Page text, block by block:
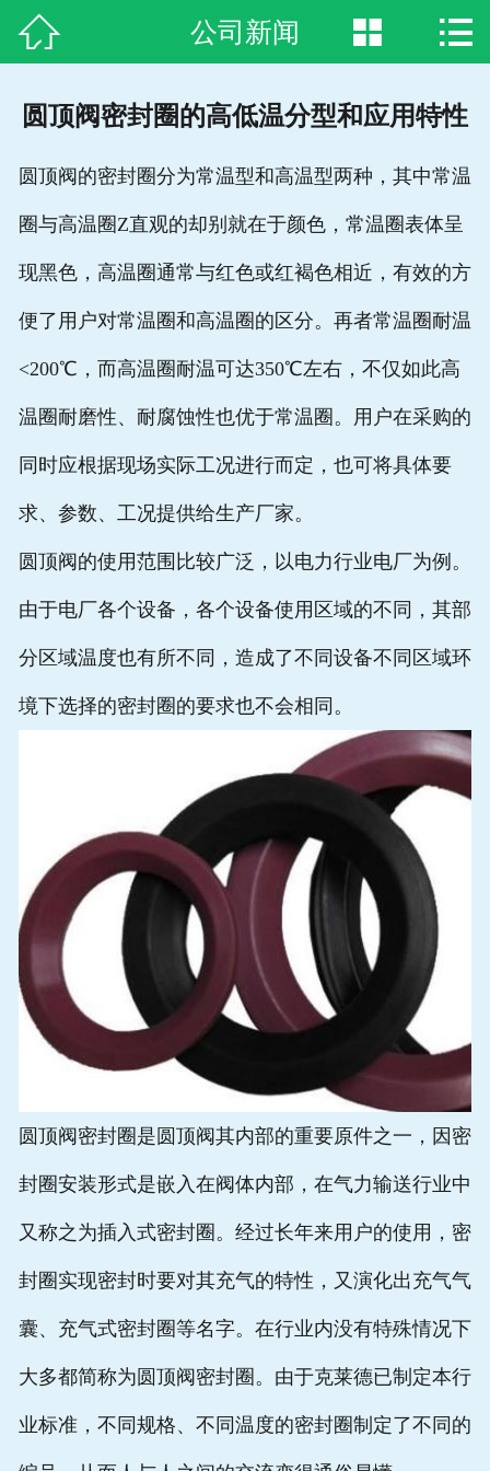
网站首页
合作客户
荣誉资质
联系方式
 公司新闻  
圆顶阀密封圈的高低温分型和应用特性
圆顶阀的密封圈分为常温型和高温型两种，其中常温
圈与高温圈Z直观的却别就在于颜色，常温圈表体呈
现黑色，高温圈通常与红色或红褐色相近，有效的方
便了用户对常温圈和高温圈的区分。再者常温圈耐温
<200℃，而高温圈耐温可达350℃左右，不仅如此高
温圈耐磨性、耐腐蚀性也优于常温圈。用户在采购的
同时应根据现场实际工况进行而定，也可将具体要
求、参数、工况提供给生产厂家。
圆顶阀的使用范围比较广泛，以电力行业电厂为例。
由于电厂各个设备，各个设备使用区域的不同，其部
分区域温度也有所不同，造成了不同设备不同区域环
境下选择的密封圈的要求也不会相同。
圆顶阀密封圈是圆顶阀其内部的重要原件之一，因密
封圈安装形式是嵌入在阀体内部，在气力输送行业中
又称之为插入式密封圈。经过长年来用户的使用，密
封圈实现密封时要对其充气的特性，又演化出充气气
囊、充气式密封圈等名字。在行业内没有特殊情况下
大多都简称为圆顶阀密封圈。由于克莱德已制定本行
业标准，不同规格、不同温度的密封圈制定了不同的